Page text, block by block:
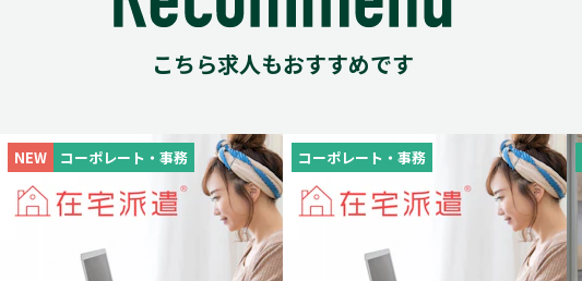
こちら求人もおすすめです
NEW コーポレート・事務 コーポレート・事務